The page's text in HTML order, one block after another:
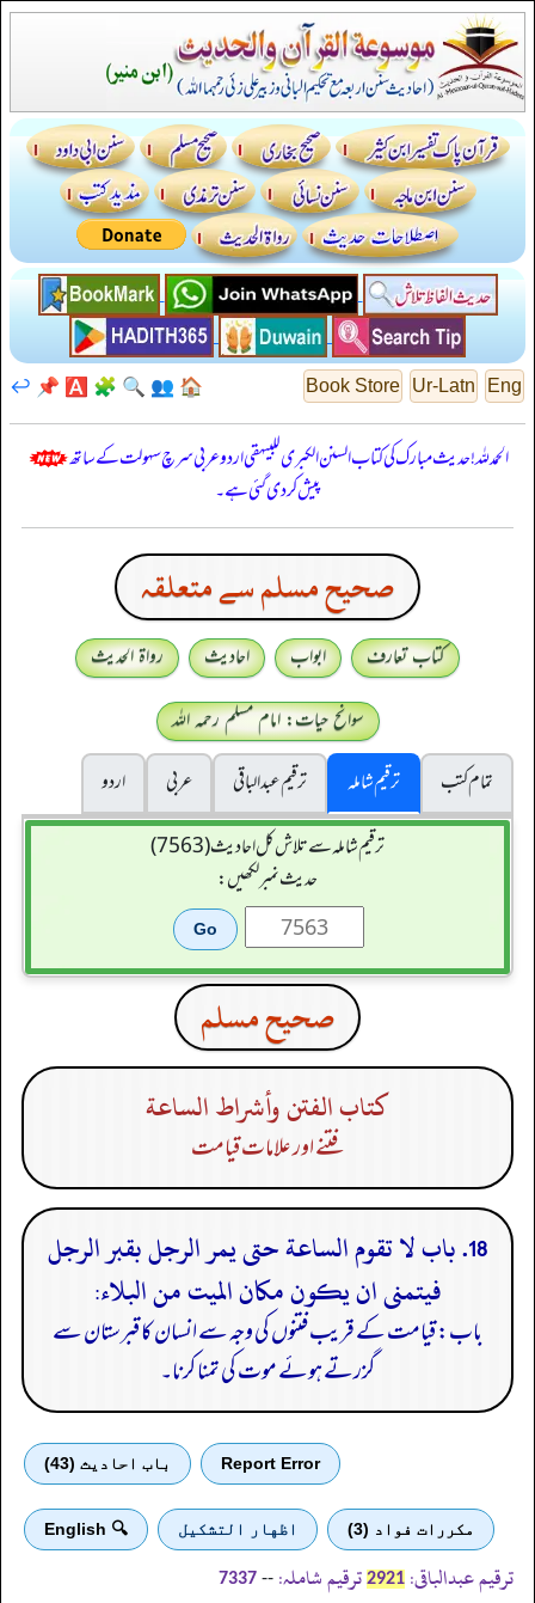
Eng
Ur-Latn
Book Store
🏠
👥
🔍
🧩
🅰️
📌
↩️
الحمدللہ! حدیث مبارک کی کتاب السنن الكبرى للبيهقي اردو عربی سرچ سہولت کے ساتھ
پیش کر دی گئی ہے۔
صحيح مسلم سے متعلقہ
کتاب تعارف ابواب احادیث
رواۃ الحدیث
سوانح حیات: امام مسلم رحمہ اللہ
تمام کتب
ترقیم شاملہ ترقيم عبدالباقی عربی
اردو
ترقیم شاملہ سے تلاش کل احادیث (7563)
حدیث نمبر لکھیں:
صحيح مسلم
كتاب الفتن وأشراط الساعة
فتنے اور علامات قیامت
18. باب لا تقوم الساعة حتى يمر الرجل بقبر الرجل
فيتمنى ان يكون مكان الميت من البلاء:
باب: قیامت کے قریب فتنوں کی وجہ سے انسان کا قبرستان سے
گزرتے ہوئے موت کی تمنا کرنا۔
Report Error باب احادیث (43)
مكررات فواد (3) اظهار التشكيل 🔍 English
ترقیم عبدالباقی: 2921 ترقیم شاملہ: --
7337